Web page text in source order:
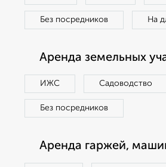
Без посредников На
Аренда земельных
ИЖС Садоводство
Без посредников
Аренда гаржей,